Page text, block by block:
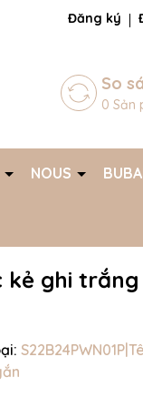
Đăng ký
So
0 Sản
NOUS
kẻ ghi